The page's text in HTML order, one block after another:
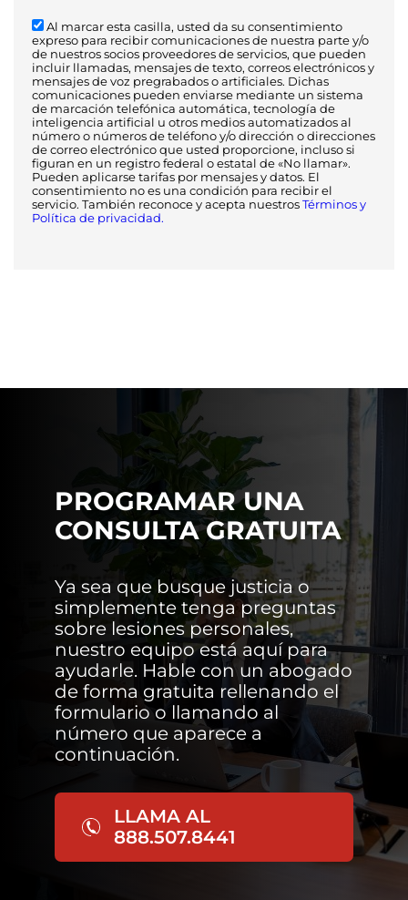
Al marcar esta casilla, usted da su consentimiento
expreso para recibir comunicaciones de nuestra parte y/o
de nuestros socios proveedores de servicios, que pueden
incluir llamadas, mensajes de texto, correos electrónicos y
mensajes de voz pregrabados o artificiales. Dichas
comunicaciones pueden enviarse mediante un sistema
de marcación telefónica automática, tecnología de
inteligencia artificial u otros medios automatizados al
número o números de teléfono y/o dirección o direcciones
de correo electrónico que usted proporcione, incluso si
figuran en un registro federal o estatal de «No llamar».
Pueden aplicarse tarifas por mensajes y datos. El
consentimiento no es una condición para recibir el
servicio. También reconoce y acepta nuestros Términos y
Política de privacidad.
PROGRAMAR UNA
CONSULTA GRATUITA
Ya sea que busque justicia o
simplemente tenga preguntas
sobre lesiones personales,
nuestro equipo está aquí para
ayudarle. Hable con un abogado
de forma gratuita rellenando el
formulario o llamando al
número que aparece a
continuación.
LLAMA AL
888.507.8441